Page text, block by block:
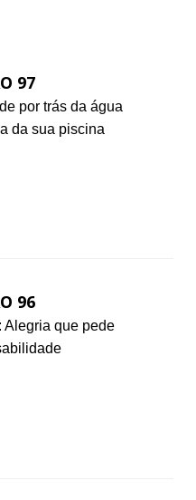
97
por trás da água
da sua piscina
96
Alegria que pede